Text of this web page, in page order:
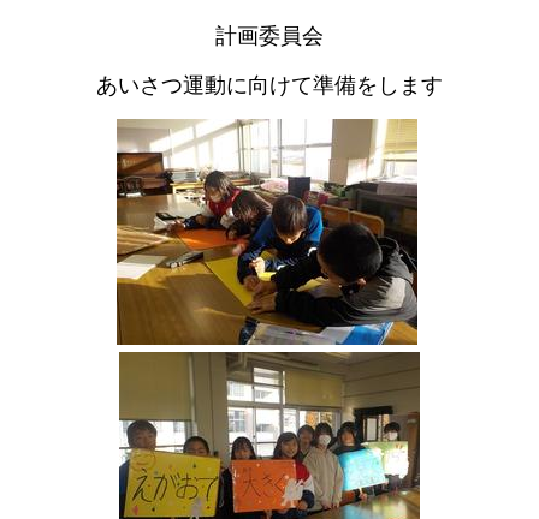
計画委員会
あいさつ運動に向けて準備をします